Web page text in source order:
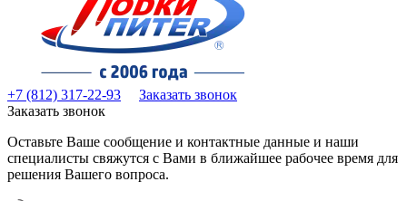
+7 (812) 317-22-93
Заказать звонок
Заказать звонок
Оставьте Ваше сообщение и контактные данные и наши
специалисты свяжутся с Вами в ближайшее рабочее время для
решения Вашего вопроса.